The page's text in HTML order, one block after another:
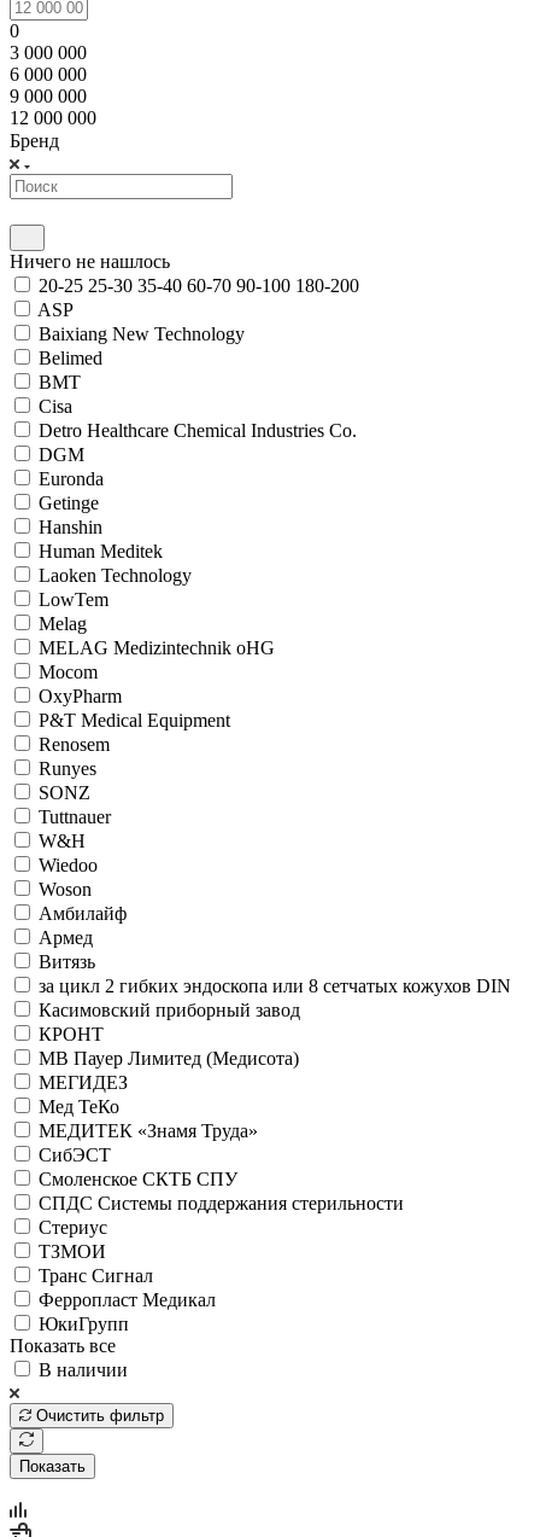
0
3 000 000
6 000 000
9 000 000
12 000 000
Бренд
Ничего не нашлось
20-25 25-30 35-40 60-70 90-100 180-200
ASP
Baixiang New Technology
Belimed
BMT
Cisa
Detro Healthcare Chemical Industries Co.
DGM
Euronda
Getinge
Hanshin
Human Meditek
Laoken Technology
LowTem
Melag
MELAG Medizintechnik oHG
Mocom
OxyPharm
P&T Medical Equipment
Renosem
Runyes
SONZ
Tuttnauer
W&H
Wiedoo
Woson
Амбилайф
Армед
Витязь
за цикл 2 гибких эндоскопа или 8 сетчатых кожухов DIN
Касимовский приборный завод
КРОНТ
МВ Пауер Лимитед (Медисота)
МЕГИДЕЗ
Мед ТеКо
МЕДИТЕК «Знамя Труда»
СибЭСТ
Смоленское СКТБ СПУ
СПДС Системы поддержания стерильности
Стериус
ТЗМОИ
Транс Сигнал
Ферропласт Медикал
ЮкиГрупп
Показать все
В наличии
Очистить фильтр
Показать